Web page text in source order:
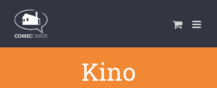
Inhalt
springen
Kino